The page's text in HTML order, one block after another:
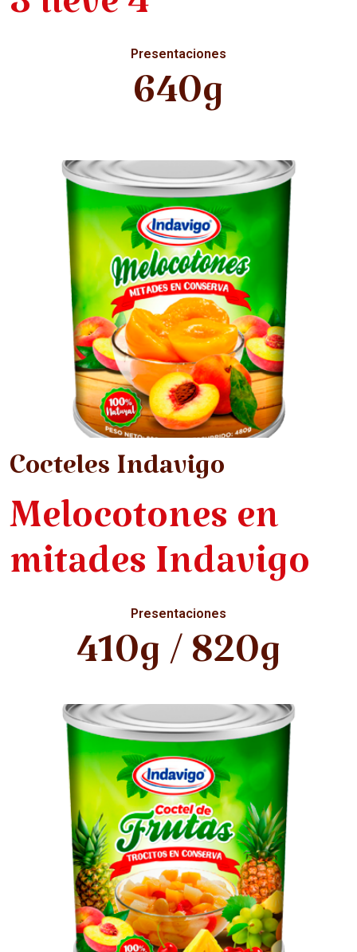
3 lleve 4
Presentaciones
640g
Cocteles Indavigo
Melocotones en
mitades Indavigo
Presentaciones
410g / 820g